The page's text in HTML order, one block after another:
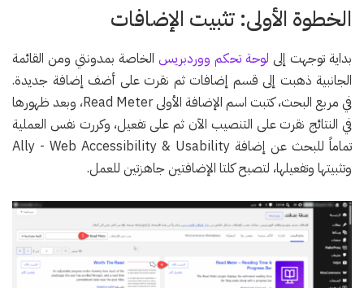
الخطوة الأولى: تثبيت الإضافات
بداية توجهت إلى لوحة تحكم ووردبريس الخاصة بمدونتي ومن القائمة
الجانبية ذهبت إلى قسم إضافات ثم نقرت على أضف إضافة جديدة.
في مربع البحث، كتبت اسم الإضافة الأولى Read Meter، وبعد ظهورها
في النتائج نقرت على التنصيب الآن ثم على تفعيل، وكررت نفس العملية
تماماً للبحث عن إضافة Ally - Web Accessibility & Usability
وتثبيتها وتفعيلها، لتصبح كلتا الإضافتين جاهزتين للعمل.